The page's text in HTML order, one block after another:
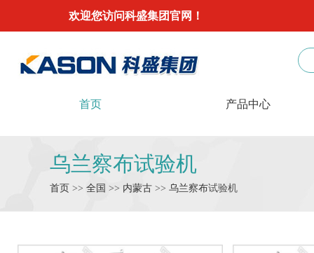
欢迎您访问科盛集团官网！
首页 产品中心
乌兰察布试验机
首页 >>全国 >> 内蒙古 >>乌兰察布试验机